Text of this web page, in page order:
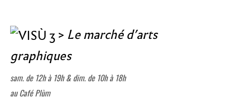
> Le marché d’arts
graphiques
sam. de 12h à 19h & dim. de 10h à 18h
au Café Plùm